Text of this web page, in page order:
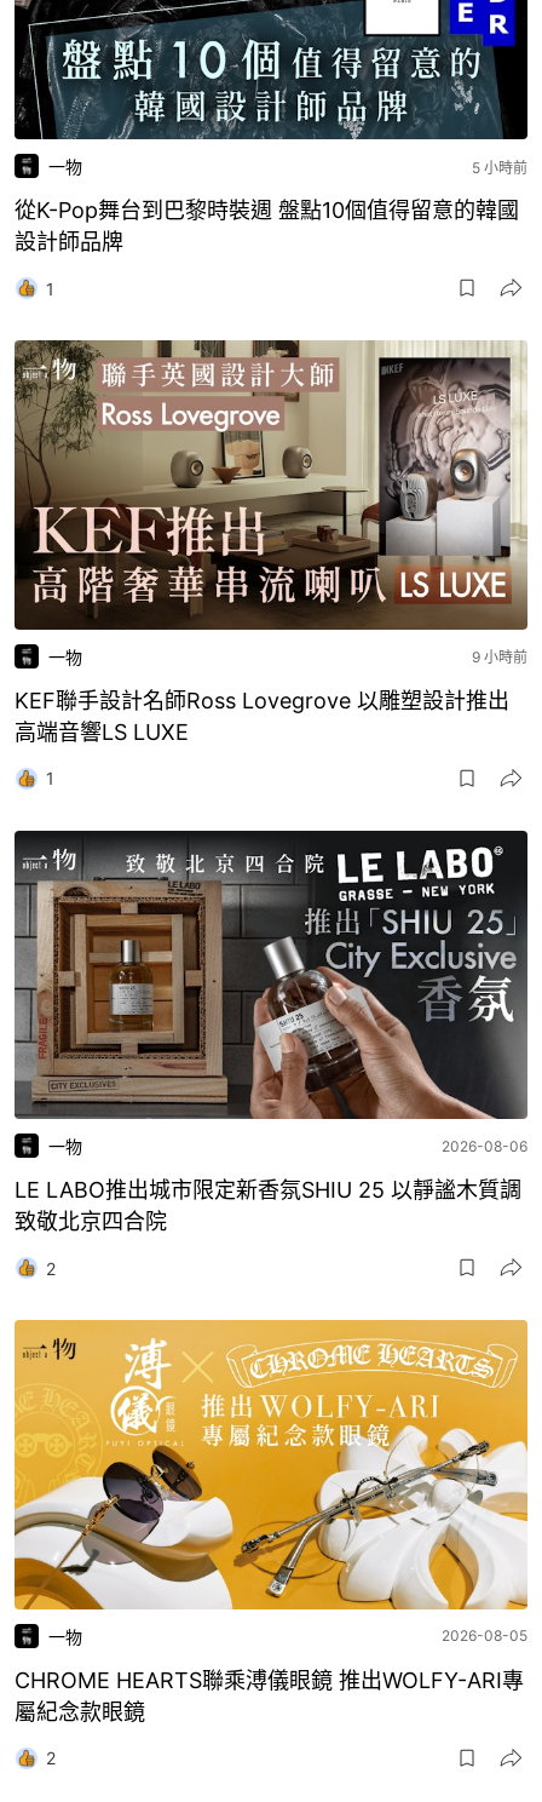
一物 5 小時前
從K-Pop舞台到巴黎時裝週 盤點10個值得留意的韓國
設計師品牌
1
一物 9 小時前
KEF聯手設計名師Ross Lovegrove 以雕塑設計推出
高端音響LS LUXE
1
一物 2026-08-06
LE LABO推出城市限定新香氛SHIU 25 以靜謐木質調
致敬北京四合院
2
一物 2026-08-05
CHROME HEARTS聯乘溥儀眼鏡 推出WOLFY-ARI專
屬紀念款眼鏡
2